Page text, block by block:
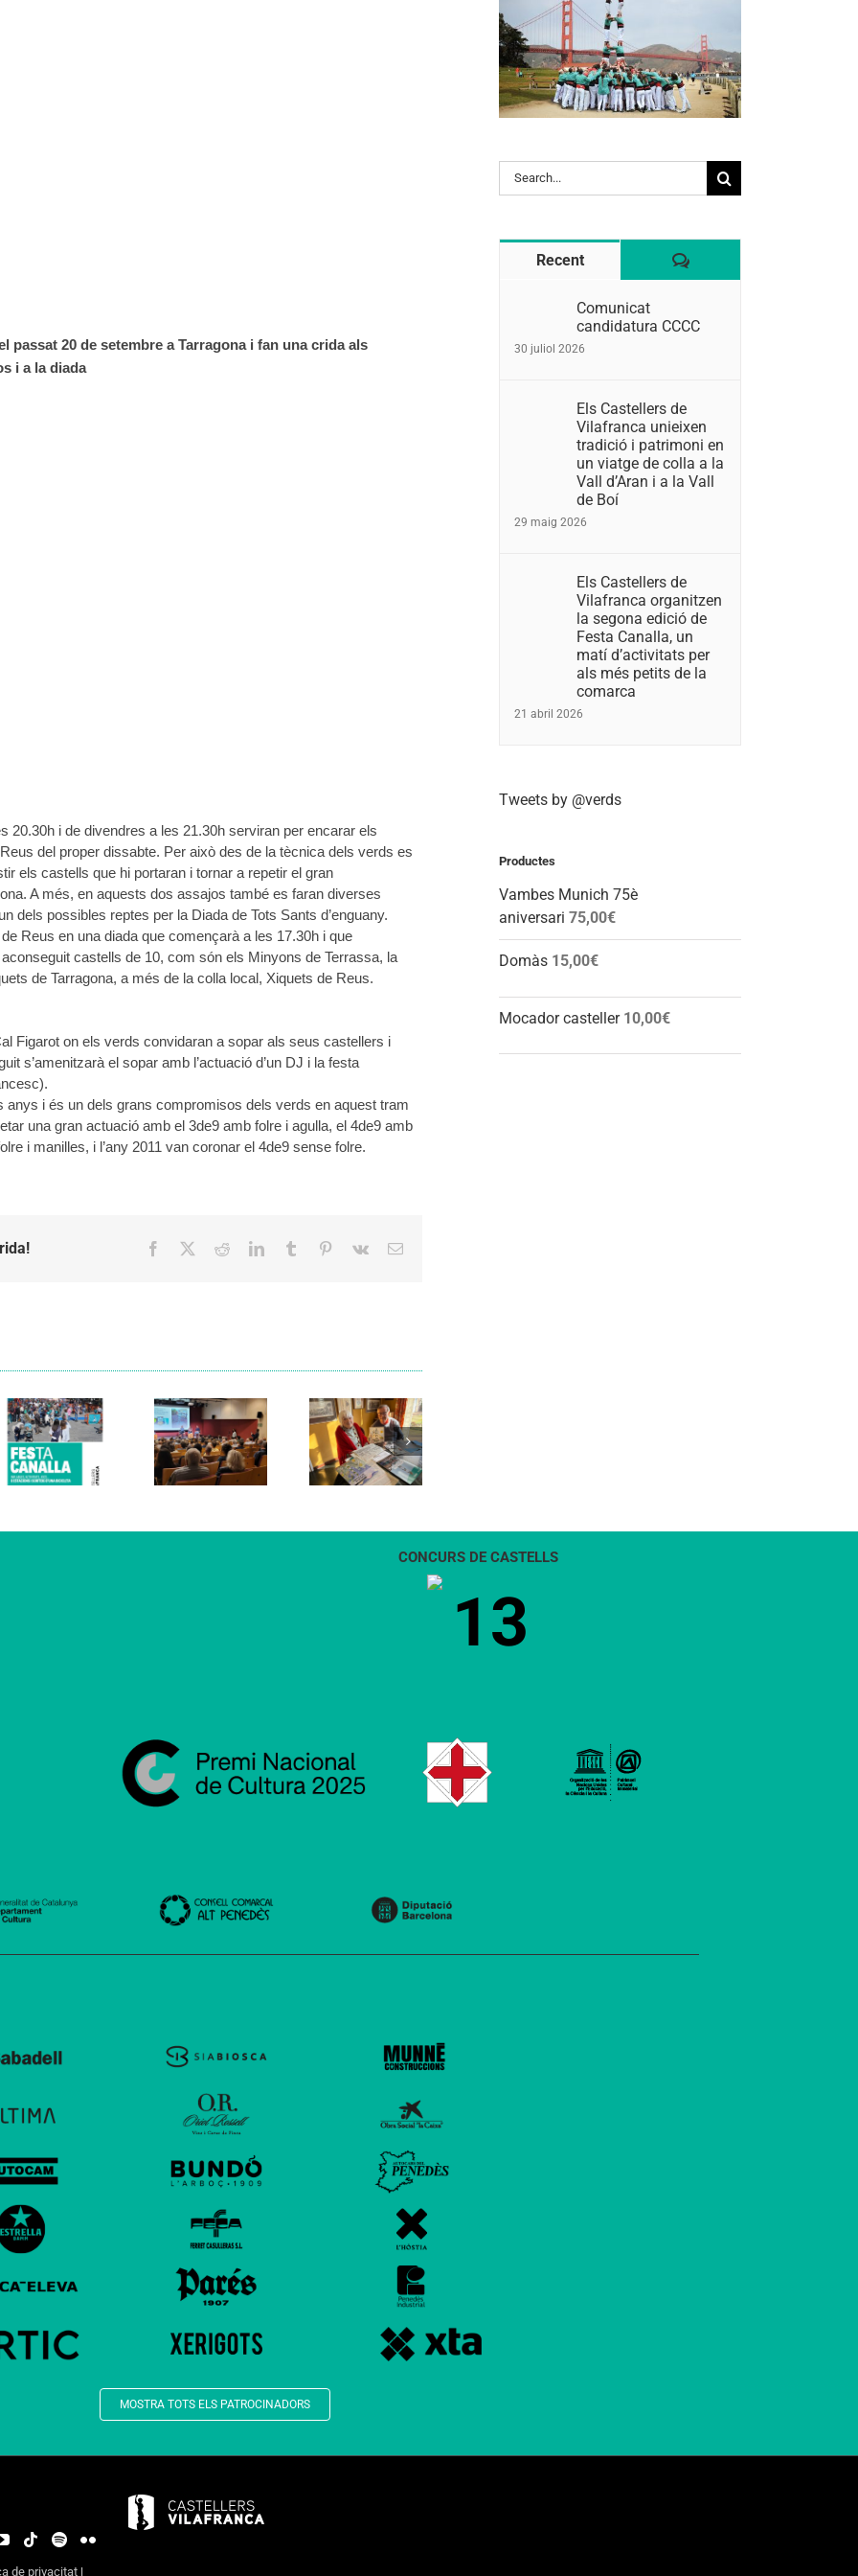
passat 20 de setembre a Tarragona i fan una crida als
i a la diada
20.30h i de divendres a les 21.30h serviran per encarar els
del proper dissabte. Per això des de la tècnica dels verds es
els castells que hi portaran i tornar a repetir el gran
A més, en aquests dos assajos també es faran diverses
dels possibles reptes per la Diada de Tots Sants d’enguany.
Reus en una diada que començarà a les 17.30h i que
castells de 10, com són els Minyons de Terrassa, la
de Tarragona, a més de la colla local, Xiquets de Reus.
Figarot on els verds convidaran a sopar als seus castellers i
s’amenitzarà el sopar amb l’actuació d’un DJ i la festa
i és un dels grans compromisos dels verds en aquest tram
una gran actuació amb el 3de9 amb folre i agulla, el 4de9 amb
i manilles, i l’any 2011 van coronar el 4de9 sense folre.
Facebook RedditLinkedInTumblr Pinterest
Vk Email:
Cal Figarot
lidera el
primer
d’energia
comunitària
Els Verds
presenten el
llibre
“Petita
història
dels
Search
for:
Recent Comentaris
Comunicat
candidatura CCCC
30 juliol 2026
Els Castellers de
Vilafranca unieixen
tradició i patrimoni en
un viatge de colla a la
Vall d’Aran i a la Vall
de Boí
29 maig 2026
Els Castellers de
Vilafranca organitzen
la segona edició de
Festa Canalla, un
matí d’activitats per
als més petits de la
comarca
21 abril 2026
Tweets by @verds
Productes
Vambes Munich 75è
aniversari 75,00€
Domàs 15,00€
Mocador casteller 10,00€
CONCURS DE CASTELLS
13
MOSTRA TOTS ELS PATROCINADORS
de privacitat |